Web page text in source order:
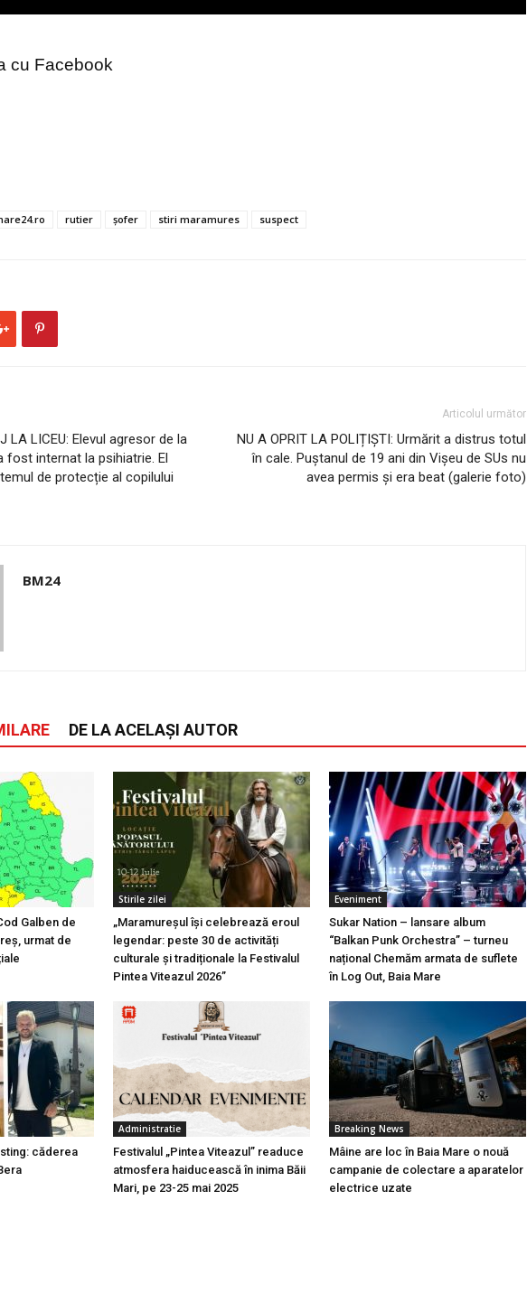
cu Facebook
rutier șofer stiri maramures suspect
LA LICEU: Elevul agresor de la
fost internat la psihiatrie. El
de protecție al copilului
Articolul următor
NU A OPRIT LA POLIȚIȘTI: Urmărit a distrus totul
în cale. Puștanul de 19 ani din Vișeu de SUs nu
avea permis și era beat (galerie foto)
BM24
DE LA ACELAȘI AUTOR
Galben de
urmat de
Stirile zilei
„Maramureșul își celebrează eroul
legendar: peste 30 de activități
culturale și tradiționale la Festivalul
Pintea Viteazul 2026”
Eveniment
Sukar Nation – lansare album
“Balkan Punk Orchestra” – turneu
național Chemăm armata de suflete
în Log Out, Baia Mare
căderea
Administratie
Festivalul „Pintea Viteazul” readuce
atmosfera haiducească în inima Băii
Mari, pe 23-25 mai 2025
Breaking News
Mâine are loc în Baia Mare o nouă
campanie de colectare a aparatelor
electrice uzate